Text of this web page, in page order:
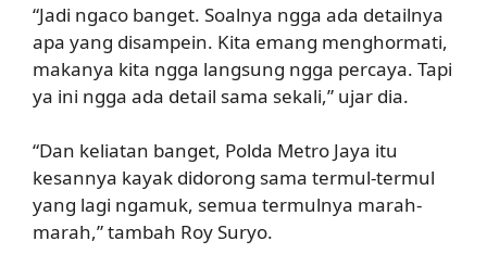
“Jadi ngaco banget. Soalnya ngga ada detailnya
apa yang disampein. Kita emang menghormati,
makanya kita ngga langsung ngga percaya. Tapi
ya ini ngga ada detail sama sekali,” ujar dia.
“Dan keliatan banget, Polda Metro Jaya itu
kesannya kayak didorong sama termul-termul
yang lagi ngamuk, semua termulnya marah-
marah,” tambah Roy Suryo.